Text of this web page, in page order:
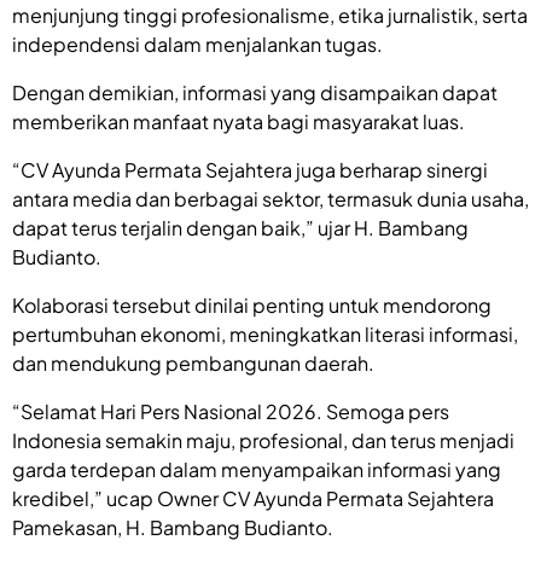
menjunjung tinggi profesionalisme, etika jurnalistik, serta
independensi dalam menjalankan tugas.
Dengan demikian, informasi yang disampaikan dapat
memberikan manfaat nyata bagi masyarakat luas.
“CV Ayunda Permata Sejahtera juga berharap sinergi
antara media dan berbagai sektor, termasuk dunia usaha,
dapat terus terjalin dengan baik,” ujar H. Bambang
Budianto.
Kolaborasi tersebut dinilai penting untuk mendorong
pertumbuhan ekonomi, meningkatkan literasi informasi,
dan mendukung pembangunan daerah.
“Selamat Hari Pers Nasional 2026. Semoga pers
Indonesia semakin maju, profesional, dan terus menjadi
garda terdepan dalam menyampaikan informasi yang
kredibel,” ucap Owner CV Ayunda Permata Sejahtera
Pamekasan, H. Bambang Budianto.